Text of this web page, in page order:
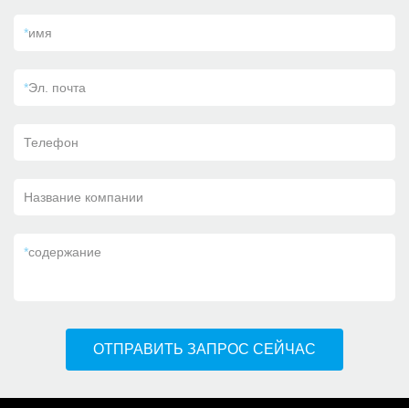
*имя
*Эл. почта
Телефон
Название компании
*содержание
ОТПРАВИТЬ ЗАПРОС СЕЙЧАС